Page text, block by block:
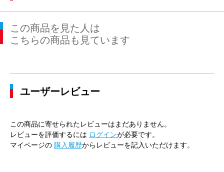
この商品を見た人は
こちらの商品も見ています
ユーザーレビュー
この商品に寄せられたレビューはまだありません。
レビューを評価するには ログインが必要です。
マイページの 購入履歴からレビューを記入いただけます。